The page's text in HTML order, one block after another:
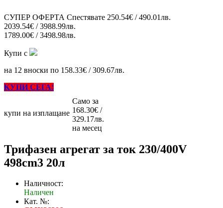
СУПЕР ОФЕРТА Спестявате 250.54€ / 490.01лв.
2039.54€ / 3988.99лв.
1789.00€ / 3498.98лв.
Купи с
на 12 вноски по 158.33€ / 309.67лв.
КУПИ СЕГА!
купи на изплащане
Само за
168.30€ /
329.17лв.
на месец
Трифазен агрегат за ток 230/400V
498cm3 20л
Наличност:
Наличен
Кат. №: